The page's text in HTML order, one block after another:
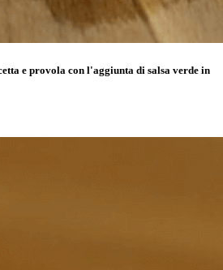
e provola con l'aggiunta di salsa verde in